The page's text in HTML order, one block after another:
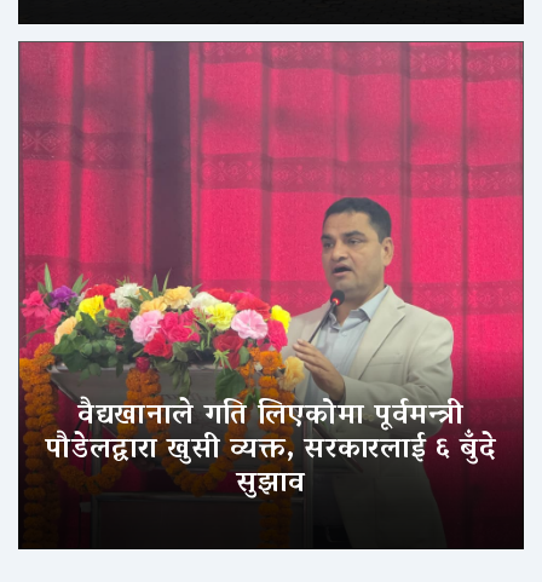
वैद्यखानाले गति लिएकोमा पूर्वमन्त्री
पौडेलद्वारा खुसी व्यक्त, सरकारलाई ६ बुँदे
सुझाव